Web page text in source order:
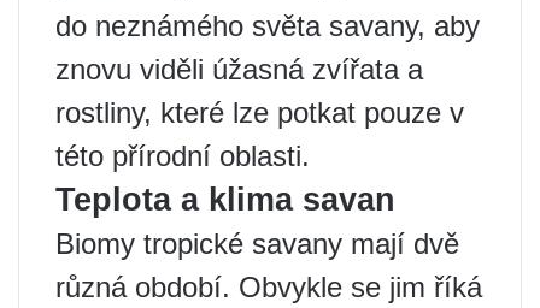
do neznámého světa savany, aby
znovu viděli úžasná zvířata a
rostliny, které lze potkat pouze v
této přírodní oblasti.
Teplota a klima savan
Biomy tropické savany mají dvě
různá období. Obvykle se jim říká